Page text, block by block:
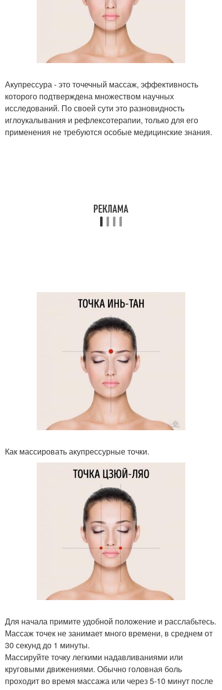
Акупрессура - это точечный массаж, эффективность
которого подтверждена множеством научных
исследований. По своей сути это разновидность
иглоукалывания и рефлексотерапии, только для его
применения не требуются особые медицинские знания.
Как массировать акупрессурные точки.
Для начала примите удобной положение и расслабьтесь.
Массаж точек не занимает много времени, в среднем от
30 секунд до 1 минуты.
Массируйте точку легкими надавливаниями или
круговыми движениями. Обычно головная боль
проходит во время массажа или через 5-10 минут после